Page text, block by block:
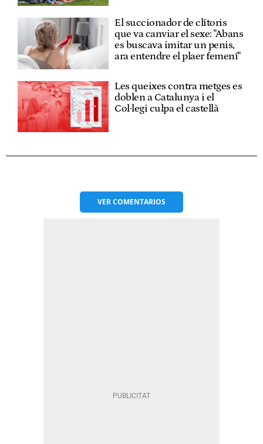
El succionador de clítoris
que va canviar el sexe: "Abans
es buscava imitar un penis,
ara entendre el plaer femení"
Les queixes contra metges es
doblen a Catalunya i el
Col·legi culpa el castellà
VERCOMENTARIOS